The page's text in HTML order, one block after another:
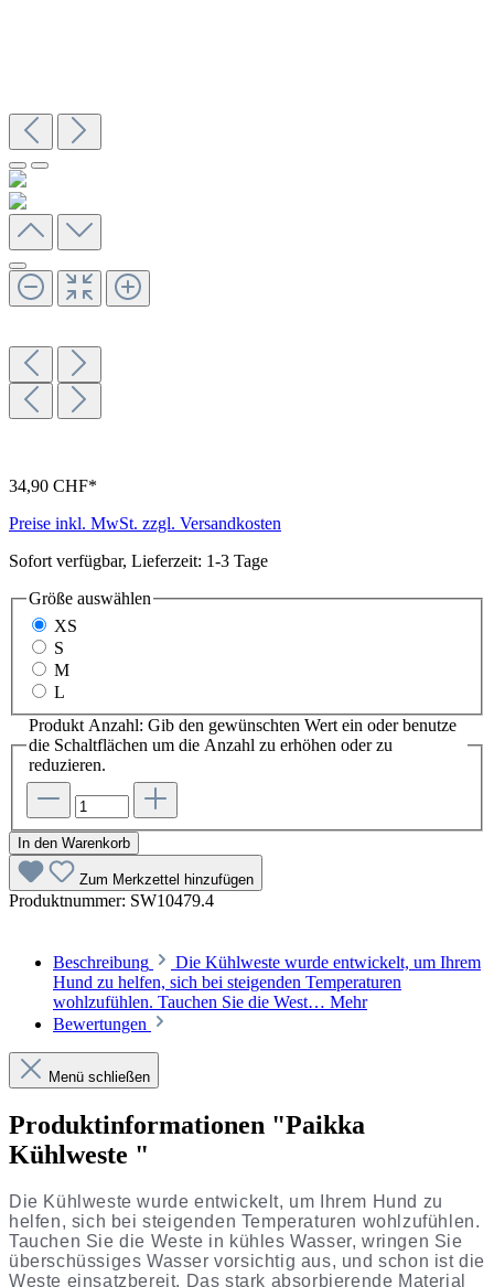
34,90 CHF*
Preise inkl. MwSt. zzgl. Versandkosten
Sofort verfügbar, Lieferzeit: 1-3 Tage
Größe auswählen
XS
S
M
L
Produkt Anzahl: Gib den gewünschten Wert ein oder benutze
die Schaltflächen um die Anzahl zu erhöhen oder zu
reduzieren.
In den Warenkorb
Zum Merkzettel hinzufügen
Produktnummer: SW10479.4
Beschreibung
Die Kühlweste wurde entwickelt, um Ihrem
Hund zu helfen, sich bei steigenden Temperaturen
wohlzufühlen. Tauchen Sie die West… Mehr
Bewertungen
Menü schließen
Produktinformationen "Paikka
Kühlweste "
Die Kühlweste wurde entwickelt, um Ihrem Hund zu
helfen, sich bei steigenden Temperaturen wohlzufühlen.
Tauchen Sie die Weste in kühles Wasser, wringen Sie
überschüssiges Wasser vorsichtig aus, und schon ist die
Weste einsatzbereit. Das stark absorbierende Material